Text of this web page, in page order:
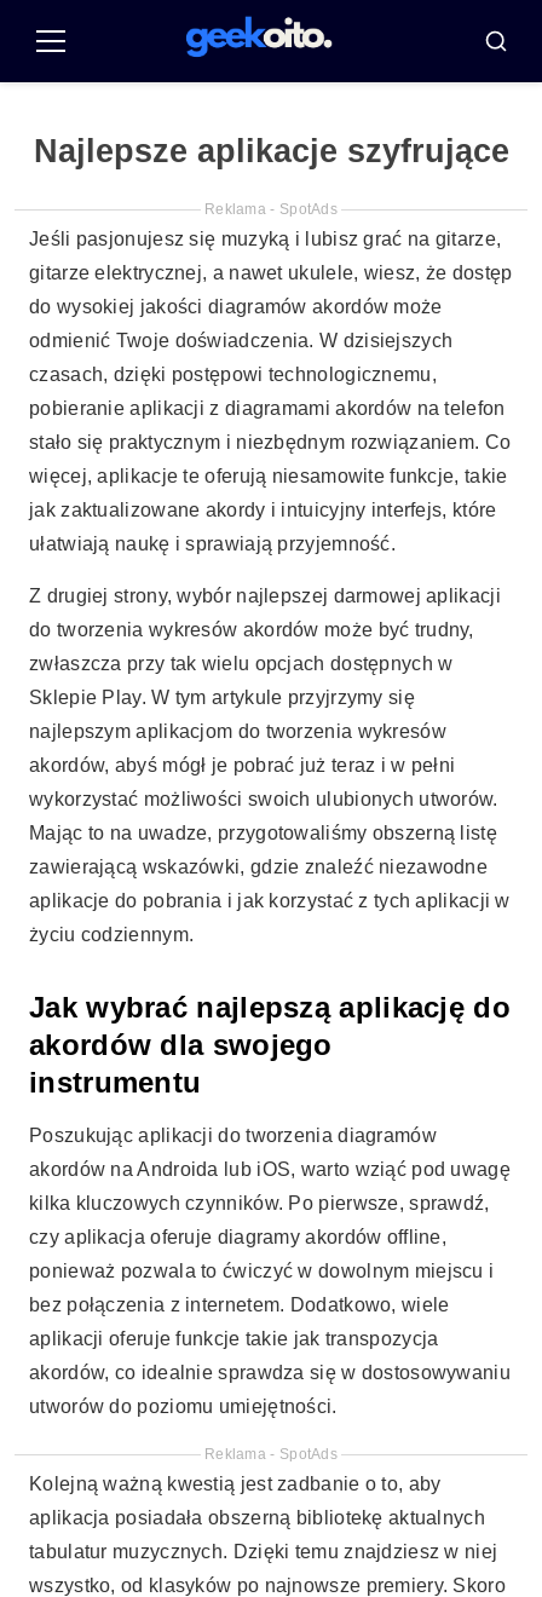
paraMenu
Najlepsze aplikacje szyfrujące
Reklama - SpotAds
Jeśli pasjonujesz się muzyką i lubisz grać na gitarze,
gitarze elektrycznej, a nawet ukulele, wiesz, że dostęp
do wysokiej jakości diagramów akordów może
odmienić Twoje doświadczenia. W dzisiejszych
czasach, dzięki postępowi technologicznemu,
pobieranie aplikacji z diagramami akordów na telefon
stało się praktycznym i niezbędnym rozwiązaniem. Co
więcej, aplikacje te oferują niesamowite funkcje, takie
jak zaktualizowane akordy i intuicyjny interfejs, które
ułatwiają naukę i sprawiają przyjemność.
Z drugiej strony, wybór najlepszej darmowej aplikacji
do tworzenia wykresów akordów może być trudny,
zwłaszcza przy tak wielu opcjach dostępnych w
Sklepie Play. W tym artykule przyjrzymy się
najlepszym aplikacjom do tworzenia wykresów
akordów, abyś mógł je pobrać już teraz i w pełni
wykorzystać możliwości swoich ulubionych utworów.
Mając to na uwadze, przygotowaliśmy obszerną listę
zawierającą wskazówki, gdzie znaleźć niezawodne
aplikacje do pobrania i jak korzystać z tych aplikacji w
życiu codziennym.
Jak wybrać najlepszą aplikację do
akordów dla swojego
instrumentu
Poszukując aplikacji do tworzenia diagramów
akordów na Androida lub iOS, warto wziąć pod uwagę
kilka kluczowych czynników. Po pierwsze, sprawdź,
czy aplikacja oferuje diagramy akordów offline,
ponieważ pozwala to ćwiczyć w dowolnym miejscu i
bez połączenia z internetem. Dodatkowo, wiele
aplikacji oferuje funkcje takie jak transpozycja
akordów, co idealnie sprawdza się w dostosowywaniu
utworów do poziomu umiejętności.
Reklama - SpotAds
Kolejną ważną kwestią jest zadbanie o to, aby
aplikacja posiadała obszerną bibliotekę aktualnych
tabulatur muzycznych. Dzięki temu znajdziesz w niej
wszystko, od klasyków po najnowsze premiery. Skoro